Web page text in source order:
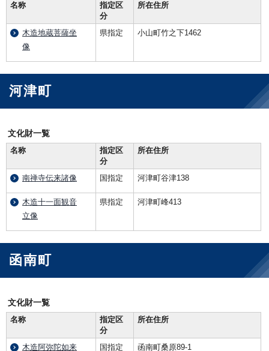
名称
指定区
分
所在住所
木造地蔵菩薩坐
像
県指定 小山町竹之下1462
河津町
文化財一覧
名称
指定区
分
所在住所
南禅寺伝来諸像 国指定 河津町谷津138
木造十一面観音
立像
県指定 河津町峰413
函南町
文化財一覧
名称
指定区
分
所在住所
木造阿弥陀如来 国指定 函南町桑原89-1